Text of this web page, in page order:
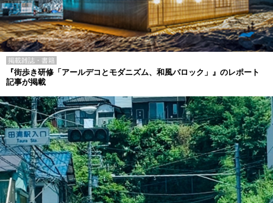
掲載雑誌・書籍
『街歩き研修「アールデコとモダニズム、和風バロック」』のレポート
記事が掲載